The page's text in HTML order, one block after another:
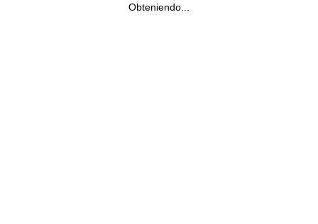
Obteniendo...